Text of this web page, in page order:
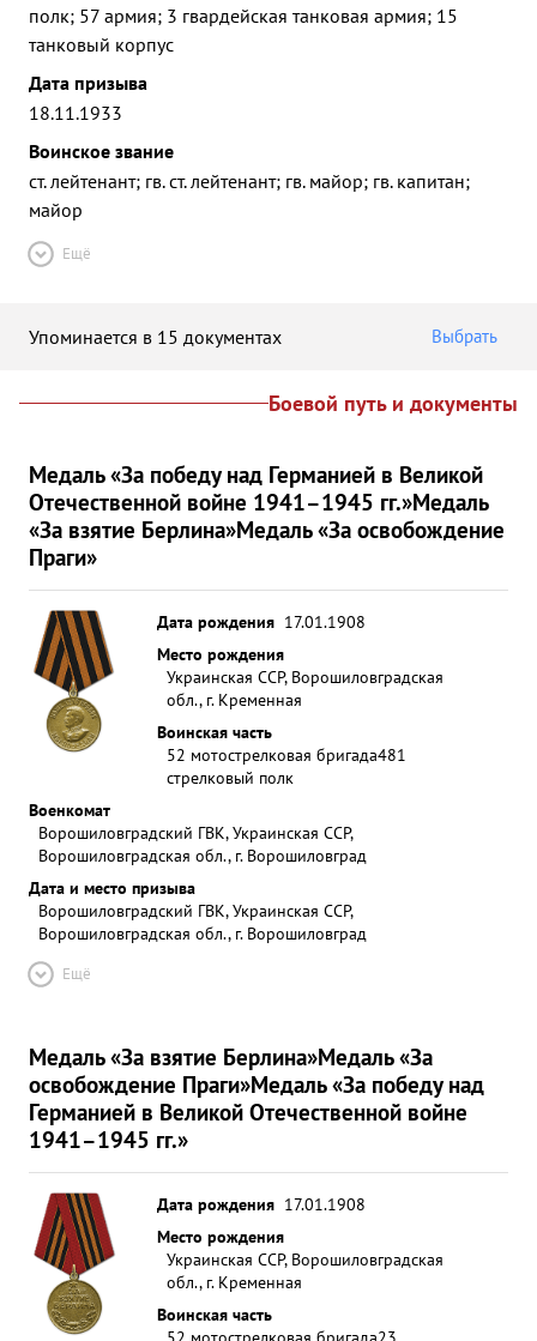
полк; 57 армия; 3 гвардейская танковая армия; 15
танковый корпус
Дата призыва
18.11.1933
Воинское звание
ст. лейтенант; гв. ст. лейтенант; гв. майор; гв. капитан;
майор
Ещё
Упоминается в 15 документах Выбрать
Боевой путь и документы
Медаль «За победу над Германией в Великой
Отечественной войне 1941–1945 гг.»Медаль
«За взятие Берлина»Медаль «За освобождение
Праги»
Дата рождения 17.01.1908
Место рождения
Украинская ССР, Ворошиловградская
обл., г. Кременная
Воинская часть
52 мотострелковая бригада481
стрелковый полк
Военкомат
Ворошиловградский ГВК, Украинская ССР,
Ворошиловградская обл., г. Ворошиловград
Дата и место призыва
Ворошиловградский ГВК, Украинская ССР,
Ворошиловградская обл., г. Ворошиловград
Ещё
Медаль «За взятие Берлина»Медаль «За
освобождение Праги»Медаль «За победу над
Германией в Великой Отечественной войне
1941–1945 гг.»
Дата рождения 17.01.1908
Место рождения
Украинская ССР, Ворошиловградская
обл., г. Кременная
Воинская часть